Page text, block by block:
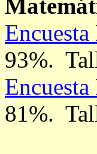
93%.
81%.